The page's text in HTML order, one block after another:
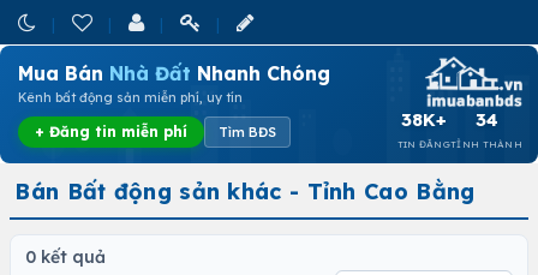
Mua Bán Nhà Đất Nhanh Chóng
Kênh bất động sản miễn phí, uy tín
+ Đăng tin miễn phí Tìm BĐS
38K+
TIN ĐĂNG
34
TỈNH THÀNH
Bán Bất động sản khác - Tỉnh Cao Bằng
0 kết quả